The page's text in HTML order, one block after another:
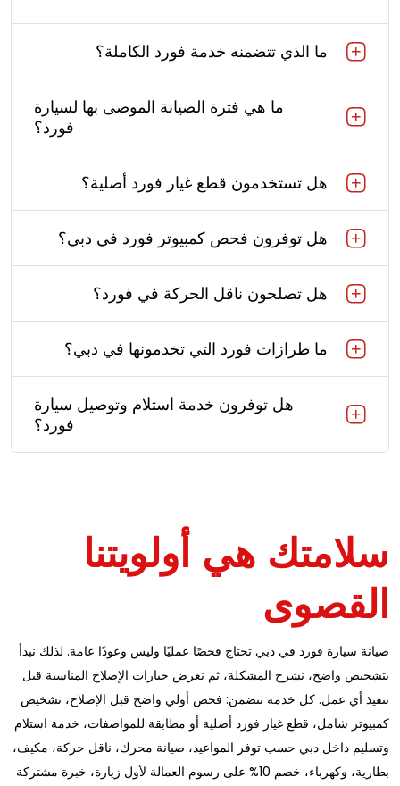
ما الذي تتضمنه خدمة فورد الكاملة؟
ما هي فترة الصيانة الموصى بها لسيارة
فورد؟
هل تستخدمون قطع غيار فورد أصلية؟
هل توفرون فحص كمبيوتر فورد في دبي؟
هل تصلحون ناقل الحركة في فورد؟
ما طرازات فورد التي تخدمونها في دبي؟
هل توفرون خدمة استلام وتوصيل سيارة
فورد؟
سلامتك هي أولويتنا
القصوى
صيانة سيارة فورد في دبي تحتاج فحصًا عمليًا وليس وعودًا عامة. لذلك نبدأ
بتشخيص واضح، نشرح المشكلة، ثم نعرض خيارات الإصلاح المناسبة قبل
تنفيذ أي عمل. كل خدمة تتضمن: فحص أولي واضح قبل الإصلاح، تشخيص
كمبيوتر شامل، قطع غيار فورد أصلية أو مطابقة للمواصفات، خدمة استلام
وتسليم داخل دبي حسب توفر المواعيد، صيانة محرك، ناقل حركة، مكيف،
بطارية، وكهرباء، خصم 10% على رسوم العمالة لأول زيارة، خبرة مشتركة